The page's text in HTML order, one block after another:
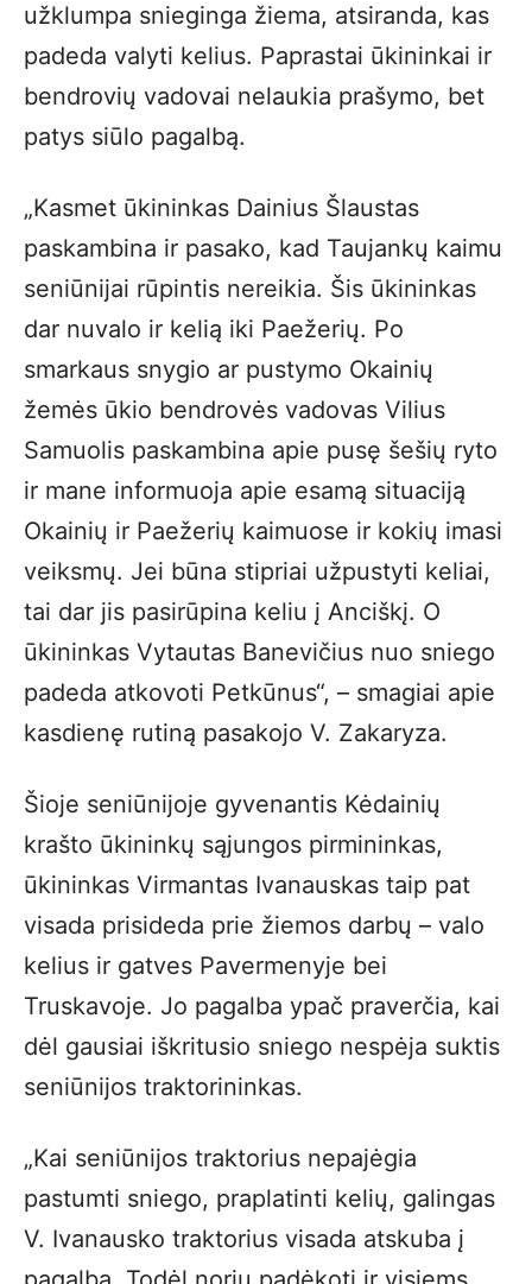
užklumpa snieginga žiema, atsiranda, kas
padeda valyti kelius. Paprastai ūkininkai ir
bendrovių vadovai nelaukia prašymo, bet
patys siūlo pagalbą.
„Kasmet ūkininkas Dainius Šlaustas
paskambina ir pasako, kad Taujankų kaimu
seniūnijai rūpintis nereikia. Šis ūkininkas
dar nuvalo ir kelią iki Paežerių. Po
smarkaus snygio ar pustymo Okainių
žemės ūkio bendrovės vadovas Vilius
Samuolis paskambina apie pusę šešių ryto
ir mane informuoja apie esamą situaciją
Okainių ir Paežerių kaimuose ir kokių imasi
veiksmų. Jei būna stipriai užpustyti keliai,
tai dar jis pasirūpina keliu į Anciškį. O
ūkininkas Vytautas Banevičius nuo sniego
padeda atkovoti Petkūnus“, – smagiai apie
kasdienę rutiną pasakojo V. Zakaryza.
Šioje seniūnijoje gyvenantis Kėdainių
krašto ūkininkų sąjungos pirmininkas,
ūkininkas Virmantas Ivanauskas taip pat
visada prisideda prie žiemos darbų – valo
kelius ir gatves Pavermenyje bei
Truskavoje. Jo pagalba ypač praverčia, kai
dėl gausiai iškritusio sniego nespėja suktis
seniūnijos traktorininkas.
„Kai seniūnijos traktorius nepajėgia
pastumti sniego, praplatinti kelių, galingas
V. Ivanausko traktorius visada atskuba į